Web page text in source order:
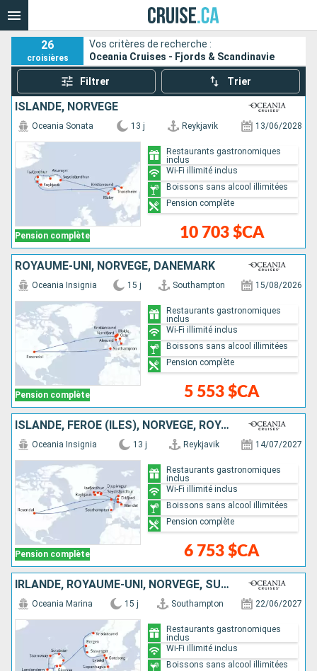
26
croisières
Vos critères de recherche :
Oceania Cruises - Fjords & Scandinavie
Filtrer Trier
ISLANDE, NORVÈGE
Pension complète
Oceania Sonata 13 j Reykjavik 13/06/2028
10 703 $CA
Restaurants gastronomiques
inclus
Wi-Fi illimité inclus
Boissons sans alcool illimitées
Pension complète
ROYAUME-UNI, NORVÈGE, DANEMARK
Pension complète
Oceania Insignia 15 j Southampton 15/08/2026
5 553 $CA
Restaurants gastronomiques
inclus
Wi-Fi illimité inclus
Boissons sans alcool illimitées
Pension complète
ISLANDE, FÉROÉ (ÎLES), NORVÈGE, ROYAUME-UNI
Pension complète
Oceania Insignia 13 j Reykjavik 14/07/2027
6 753 $CA
Restaurants gastronomiques
inclus
Wi-Fi illimité inclus
Boissons sans alcool illimitées
Pension complète
IRLANDE, ROYAUME-UNI, NORVÈGE, SUÈDE, DANEMARK
Oceania Marina 15 j Southampton 22/06/2027
Restaurants gastronomiques
inclus
Wi-Fi illimité inclus
Boissons sans alcool illimitées